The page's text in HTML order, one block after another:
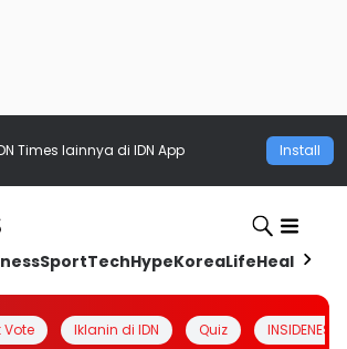
Times lainnya di IDN App Install
SportTechHypeKoreaLifeHealth
Vote Iklanin di IDN Quiz INSIDENESIA